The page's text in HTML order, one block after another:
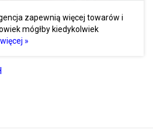
zapewnią więcej towarów i
mógłby kiedykolwiek
»